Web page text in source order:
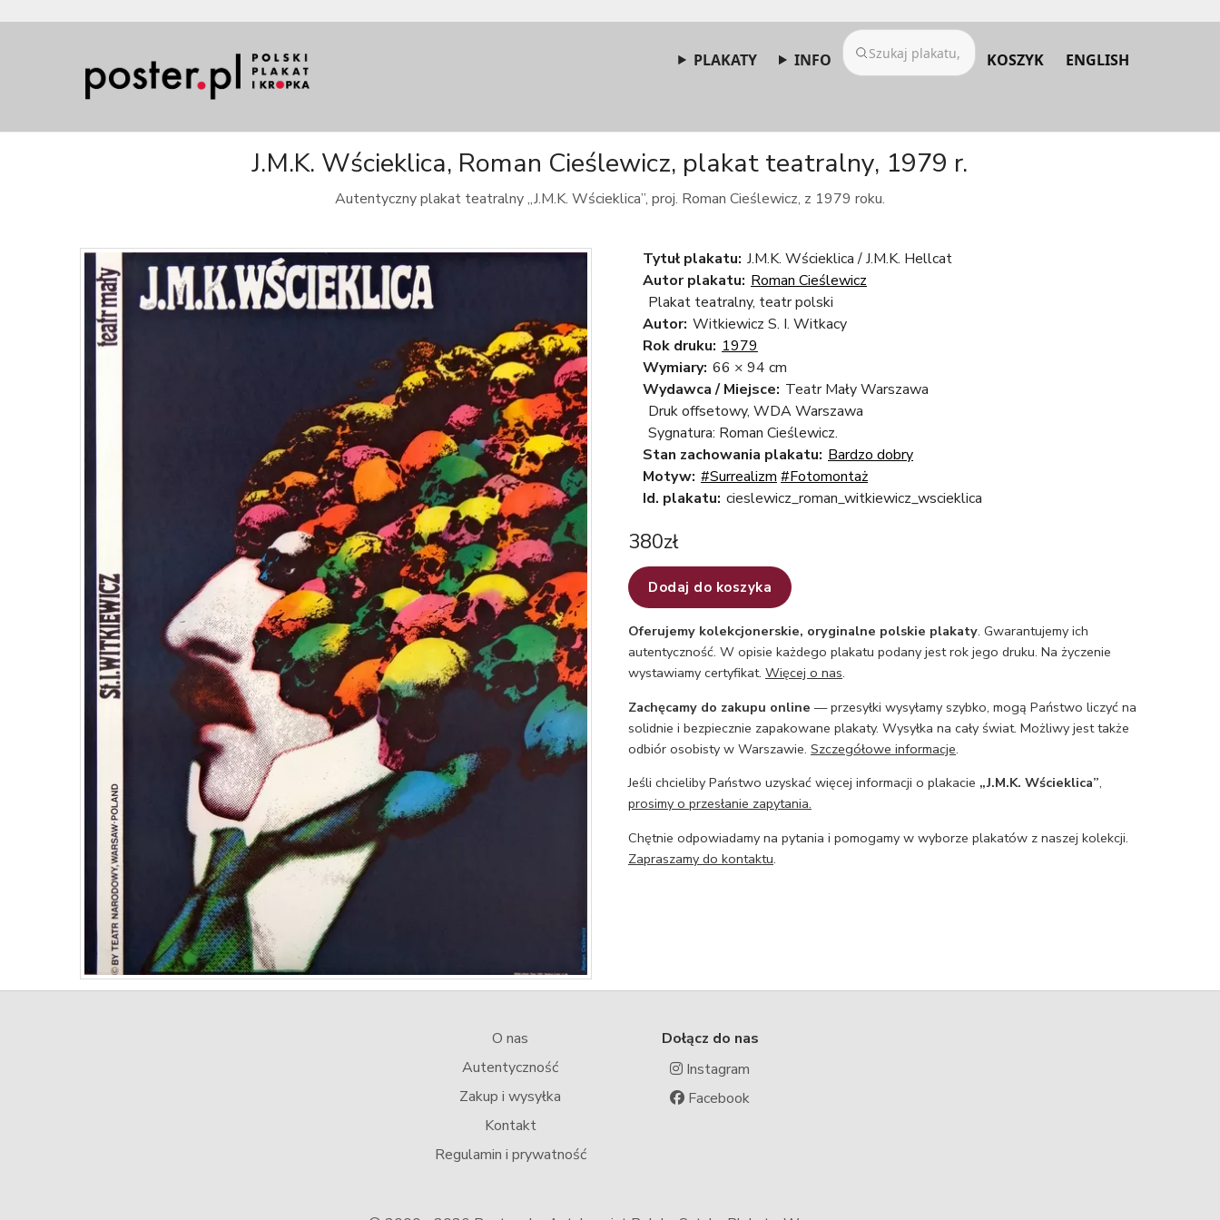
PLAKATY INFO KOSZYK ENGLISH
J.M.K. Wścieklica, Roman Cieślewicz, plakat teatralny, 1979 r.
Autentyczny plakat teatralny „J.M.K. Wścieklica”, proj. Roman Cieślewicz, z 1979 roku.
Tytuł plakatu: J.M.K. Wścieklica / J.M.K. Hellcat
Autor plakatu: Roman Cieślewicz
Plakat teatralny, teatr polski
Autor: Witkiewicz S. I. Witkacy
Rok druku: 1979
Wymiary: 66 × 94 cm
Wydawca / Miejsce: Teatr Mały Warszawa
Druk offsetowy, WDA Warszawa
Sygnatura: Roman Cieślewicz.
Stan zachowania plakatu: Bardzo dobry
Motyw: #Surrealizm #Fotomontaż
Id. plakatu: cieslewicz_roman_witkiewicz_wscieklica
380zł
Dodaj do koszyka
Oferujemy kolekcjonerskie, oryginalne polskie plakaty. Gwarantujemy ich
autentyczność. W opisie każdego plakatu podany jest rok jego druku. Na życzenie
wystawiamy certyfikat. Więcej o nas.
Zachęcamy do zakupu online — przesyłki wysyłamy szybko, mogą Państwo liczyć na
solidnie i bezpiecznie zapakowane plakaty. Wysyłka na cały świat. Możliwy jest także
odbiór osobisty w Warszawie. Szczegółowe informacje.
Jeśli chcieliby Państwo uzyskać więcej informacji o plakacie „J.M.K. Wścieklica”,
prosimy o przesłanie zapytania.
Chętnie odpowiadamy na pytania i pomogamy w wyborze plakatów z naszej kolekcji.
Zapraszamy do kontaktu.
O nas
Autentyczność
Zakup i wysyłka
Kontakt
Regulamin i prywatność
Dołącz do nas
Instagram
Facebook